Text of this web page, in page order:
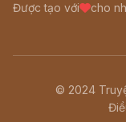
Được tạo với cho
© 2024